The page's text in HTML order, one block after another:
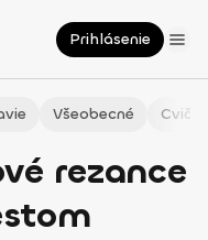
Prihlásenie
Všeobecné
rezance